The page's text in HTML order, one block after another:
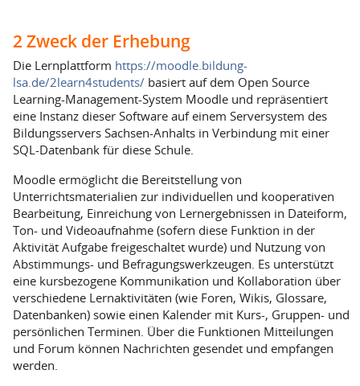
2 Zweck der Erhebung
Die Lernplattform https://moodle.bildung-
lsa.de/2learn4students/ basiert auf dem Open Source
Learning-Management-System Moodle und repräsentiert
eine Instanz dieser Software auf einem Serversystem des
Bildungsservers Sachsen-Anhalts in Verbindung mit einer
SQL-Datenbank für diese Schule.
Moodle ermöglicht die Bereitstellung von
Unterrichtsmaterialien zur individuellen und kooperativen
Bearbeitung, Einreichung von Lernergebnissen in Dateiform,
Ton- und Videoaufnahme (sofern diese Funktion in der
Aktivität Aufgabe freigeschaltet wurde) und Nutzung von
Abstimmungs- und Befragungswerkzeugen. Es unterstützt
eine kursbezogene Kommunikation und Kollaboration über
verschiedene Lernaktivitäten (wie Foren, Wikis, Glossare,
Datenbanken) sowie einen Kalender mit Kurs-, Gruppen- und
persönlichen Terminen. Über die Funktionen Mitteilungen
und Forum können Nachrichten gesendet und empfangen
werden.